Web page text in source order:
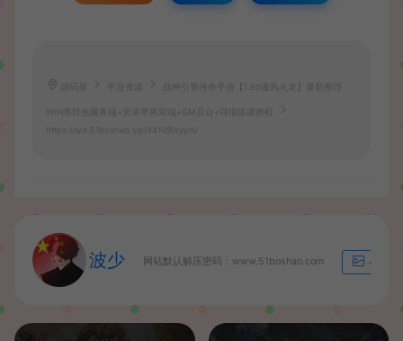
手游资源 战神引擎传奇手游【1.80傲风火龙】最新整理
WIN系特色服务端+安卓苹果双端+GM后台+详细搭建教程
https://wd.51boshao.vip/44109/syym/
波少 网站默认解压密码：www.51boshao.com 生成海